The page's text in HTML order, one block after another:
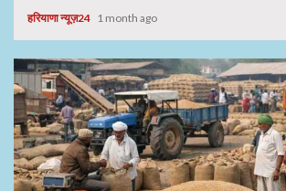
हरियाणा न्यूज़24 1 month ago